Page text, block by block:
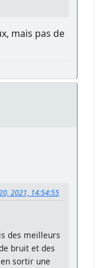
mais pas de
2021, 14:54:55
des meilleurs
bruit et des
sortir une